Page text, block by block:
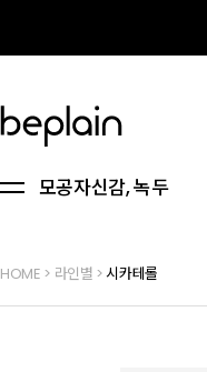
모공자신감, 녹두
HOME > 라인별 >시카테롤